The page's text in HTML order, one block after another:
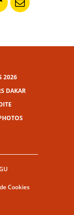
2026
DAKAR
Cookies